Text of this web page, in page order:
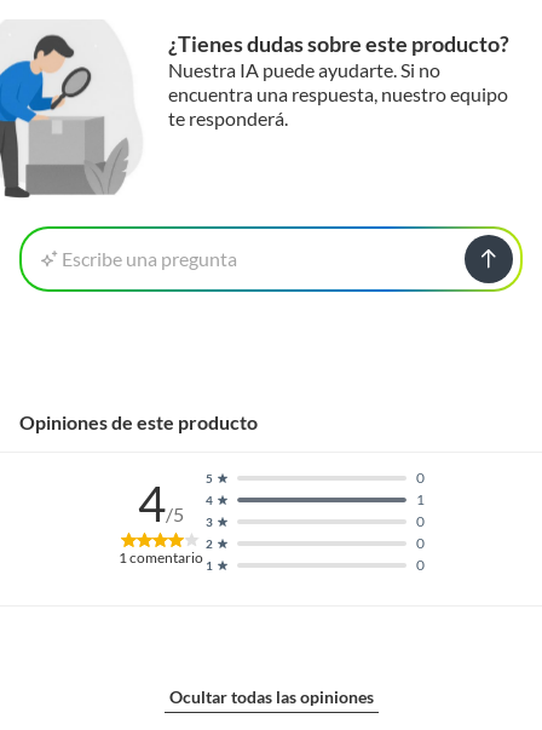
¿Tienes dudas sobre este producto?
Nuestra IA puede ayudarte. Si no
encuentra una respuesta, nuestro equipo
te responderá.
Escribe una pregunta
Opiniones de este producto
4/5
1comentario 1 0
2 0
3 0
4 1
5 0
Ocultar todas las opiniones